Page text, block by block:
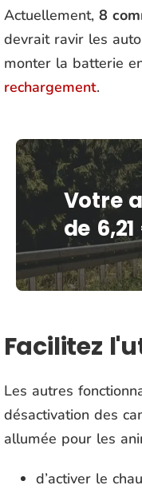
Actuellement, 8
devrait ravir les
monter la batterie
rechargement.
Votre
de
Facilitez
Les autres
désactivation des
allumée pour les
d’activer le